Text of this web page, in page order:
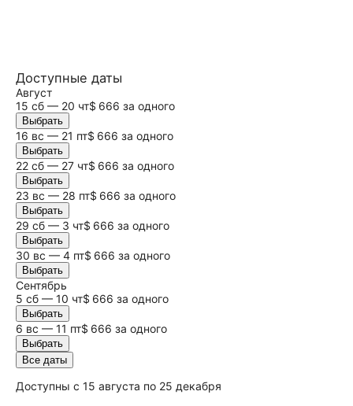
Доступные даты
Август
15 сб — 20 чт$ 666 за одного
Выбрать
16 вс — 21 пт$ 666 за одного
Выбрать
22 сб — 27 чт$ 666 за одного
Выбрать
23 вс — 28 пт$ 666 за одного
Выбрать
29 сб — 3 чт$ 666 за одного
Выбрать
30 вс — 4 пт$ 666 за одного
Выбрать
Сентябрь
5 сб — 10 чт$ 666 за одного
Выбрать
6 вс — 11 пт$ 666 за одного
Выбрать
Все даты
Доступны с 15 августа по 25 декабря